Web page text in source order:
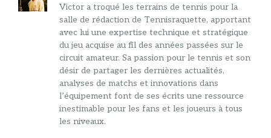
Victor a troqué les terrains de tennis pour la
salle de rédaction de Tennisraquette, apportant
avec lui une expertise technique et stratégique
du jeu acquise au fil des années passées sur le
circuit amateur. Sa passion pour le tennis et son
désir de partager les dernières actualités,
analyses de matchs et innovations dans
l’équipement font de ses écrits une ressource
inestimable pour les fans et les joueurs à tous
les niveaux.